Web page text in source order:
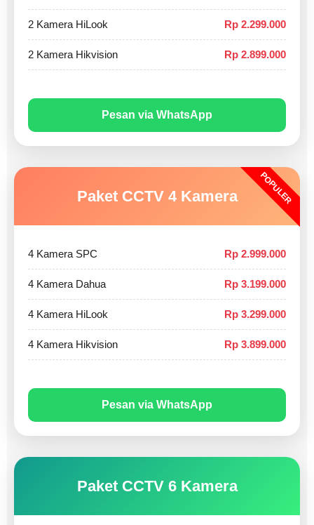
2 Kamera HiLook Rp 2.299.000
2 Kamera Hikvision Rp 2.899.000
Pesan via WhatsApp
POPULER
Paket CCTV 4 Kamera
4 Kamera SPC Rp 2.999.000
4 Kamera Dahua Rp 3.199.000
4 Kamera HiLook Rp 3.299.000
4 Kamera Hikvision Rp 3.899.000
Pesan via WhatsApp
Paket CCTV 6 Kamera